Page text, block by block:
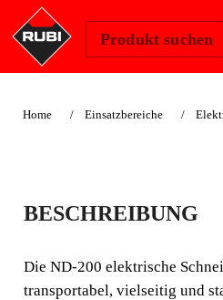
Produkt suchen
Home Einsatzbereiche
ND-200
BESCHREIBUNG
Die ND-200 elektrische
transportabel, vielseitig und